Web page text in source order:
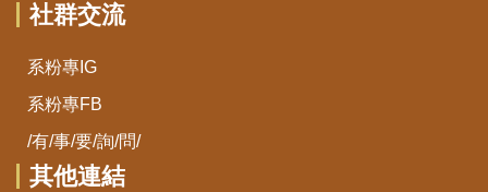
社群交流
系粉專IG
系粉專FB
/有/事/要/詢/問/
其他連結